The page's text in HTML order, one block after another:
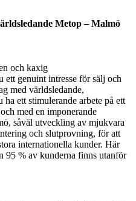
Metop – Malmö
och kaxig
ett genuint intresse för sälj och
med världsledande,
ett stimulerande arbete på ett
med en imponerande
såväl utveckling av mjukvara
och slutprovning, för att
internationella kunder. Här
95 % av kunderna finns utanför